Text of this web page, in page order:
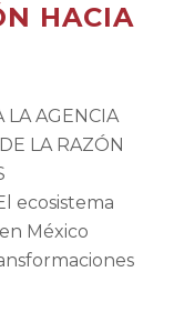
HACIA
LA AGENCIA
LA RAZÓN
ecosistema
México